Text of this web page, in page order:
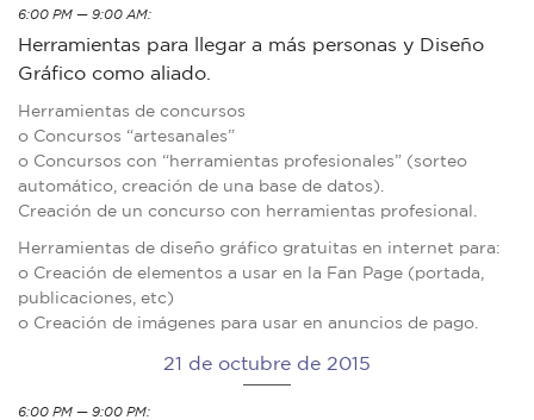
6:00 PM — 9:00 AM:
Herramientas para llegar a más personas y Diseño
Gráfico como aliado.
Herramientas de concursos
o Concursos “artesanales”
o Concursos con “herramientas profesionales” (sorteo
automático, creación de una base de datos).
Creación de un concurso con herramientas profesional.
Herramientas de diseño gráfico gratuitas en internet para:
o Creación de elementos a usar en la Fan Page (portada,
publicaciones, etc)
o Creación de imágenes para usar en anuncios de pago.
21 de octubre de 2015
6:00 PM — 9:00 PM: